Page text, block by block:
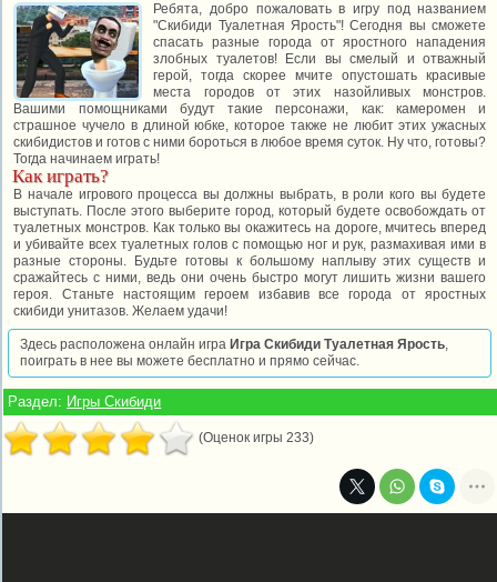
Ребята, добро пожаловать в игру под названием
"Скибиди Туалетная Ярость"! Сегодня вы сможете
спасать разные города от яростного нападения
злобных туалетов! Если вы смелый и отважный
герой, тогда скорее мчите опустошать красивые
места городов от этих назойливых монстров.
Вашими помощниками будут такие персонажи, как: камеромен и
страшное чучело в длиной юбке, которое также не любит этих ужасных
скибидистов и готов с ними бороться в любое время суток. Ну что, готовы?
Тогда начинаем играть!
Как играть?
В начале игрового процесса вы должны выбрать, в роли кого вы будете
выступать. После этого выберите город, который будете освобождать от
туалетных монстров. Как только вы окажитесь на дороге, мчитесь вперед
и убивайте всех туалетных голов с помощью ног и рук, размахивая ими в
разные стороны. Будьте готовы к большому наплыву этих существ и
сражайтесь с ними, ведь они очень быстро могут лишить жизни вашего
героя. Станьте настоящим героем избавив все города от яростных
скибиди унитазов. Желаем удачи!
Здесь расположена онлайн игра Игра Скибиди Туалетная Ярость,
поиграть в нее вы можете бесплатно и прямо сейчас.
Раздел: Игры Скибиди
(Оценок игры 233)